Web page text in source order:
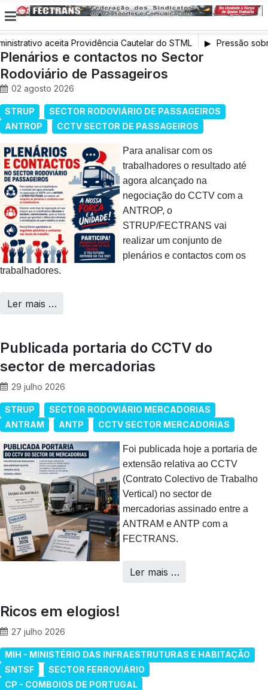
aceita Providência Cautelar do STML
Pressão
exige
Plenários e contactos no Sector
Rodoviário de Passageiros
02 agosto 2026
STRUP
SECTOR RODOVIÁRIO DE PASSAGEIROS
ANTROP
CCTV SECTOR DE PASSAGEIROS
Para analisar com os
trabalhadores o resultado até
agora alcançado na
negociação do CCTV com a
ANTROP, o
STRUP/FECTRANS vai
realizar um conjunto de
plenários e contactos com os
trabalhadores.
Ler mais …
Publicada portaria do CCTV do
sector de mercadorias
29 julho 2026
STRUP
SECTOR RODOVIÁRIO MERCADORIAS
ANTRAM
ANTP CCTV SECTOR MERCADORIAS
Foi publicada hoje a portaria de
extensão relativa ao CCTV
(Contrato Colectivo de Trabalho
Vertical) no sector de
mercadorias assinado entre a
ANTRAM e ANTP com a
FECTRANS.
Ler mais …
Ricos em elogios!
27 julho 2026
MIH - MINISTÉRIO DAS INFRAESTRUTURAS E HABITAÇÃO
SNTSF
SECTOR FERROVIÁRIO
CP - COMBOIOS DE PORTUGAL